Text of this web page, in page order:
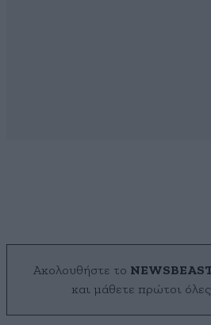
Ακολουθήστε το
και μάθετε πρώτοι όλες